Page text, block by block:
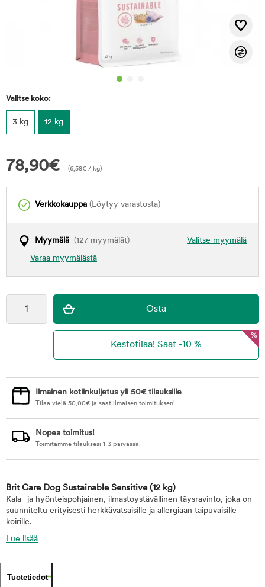
Valitse koko:
3 kg 12 kg
78,90€ (6,58€ / kg)
Verkkokauppa (Löytyy varastosta)
Valitse myymälä
Myymälä (127 myymälät)
Varaa myymälästä
%
Ilmainen kotiinkuljetus yli 50€ tilauksille
Tilaa vielä 50,00€ ja saat ilmaisen toimituksen!
Nopea toimitus!
Toimitamme tilauksesi 1-3 päivässä.
Brit Care Dog Sustainable Sensitive (12 kg)
Kala- ja hyönteispohjainen, ilmastoystävällinen täysravinto, joka on
suunniteltu erityisesti herkkävatsaisille ja allergiaan taipuvaisille
koirille.
Lue lisää
Tuotetiedot